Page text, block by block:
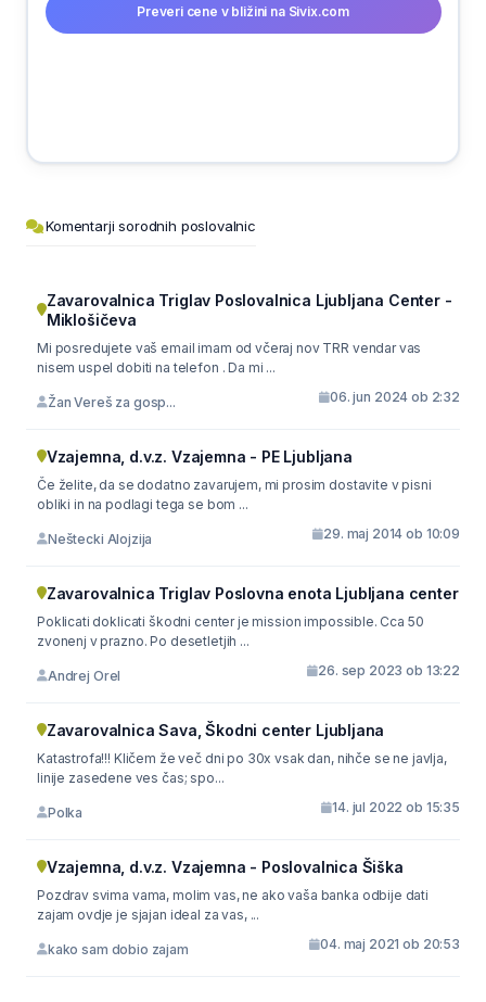
Preveri cene v bližini na Sivix.com
Komentarji sorodnih poslovalnic
Zavarovalnica Triglav Poslovalnica Ljubljana Center -
Miklošičeva
Mi posredujete vaš email imam od včeraj nov TRR vendar vas
nisem uspel dobiti na telefon . Da mi ...
Žan Vereš za gosp... 06. jun 2024 ob 2:32
Vzajemna, d.v.z. Vzajemna - PE Ljubljana
Če želite, da se dodatno zavarujem, mi prosim dostavite v pisni
obliki in na podlagi tega se bom ...
Neštecki Alojzija 29. maj 2014 ob 10:09
Zavarovalnica Triglav Poslovna enota Ljubljana center
Poklicati doklicati škodni center je mission impossible. Cca 50
zvonenj v prazno. Po desetletjih ...
Andrej Orel 26. sep 2023 ob 13:22
Zavarovalnica Sava, Škodni center Ljubljana
Katastrofa!!! Kličem že več dni po 30x vsak dan, nihče se ne javlja,
linije zasedene ves čas; spo...
Polka 14. jul 2022 ob 15:35
Vzajemna, d.v.z. Vzajemna - Poslovalnica Šiška
Pozdrav svima vama, molim vas, ne ako vaša banka odbije dati
zajam ovdje je sjajan ideal za vas, ...
kako sam dobio zajam 04. maj 2021 ob 20:53